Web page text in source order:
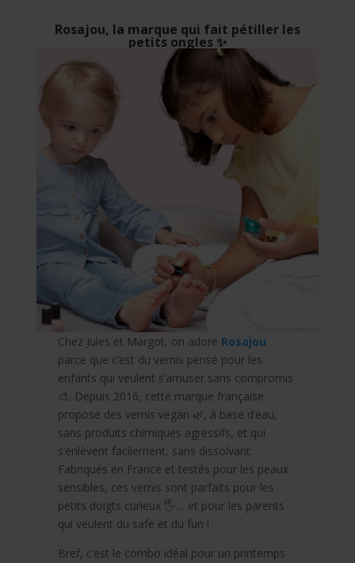
Rosajou, la marque qui fait pétiller les
petits ongles ✨
Chez Jules et Margot, on adore Rosajou
parce que c’est du vernis pensé pour les
enfants qui veulent s’amuser sans compromis
🎨. Depuis 2016, cette marque française
propose des vernis vegan 🌿, à base d’eau,
sans produits chimiques agressifs, et qui
s’enlèvent facilement, sans dissolvant.
Fabriqués en France et testés pour les peaux
sensibles, ces vernis sont parfaits pour les
petits doigts curieux 🖐… et pour les parents
qui veulent du safe et du fun !
Bref, c’est le combo idéal pour un printemps